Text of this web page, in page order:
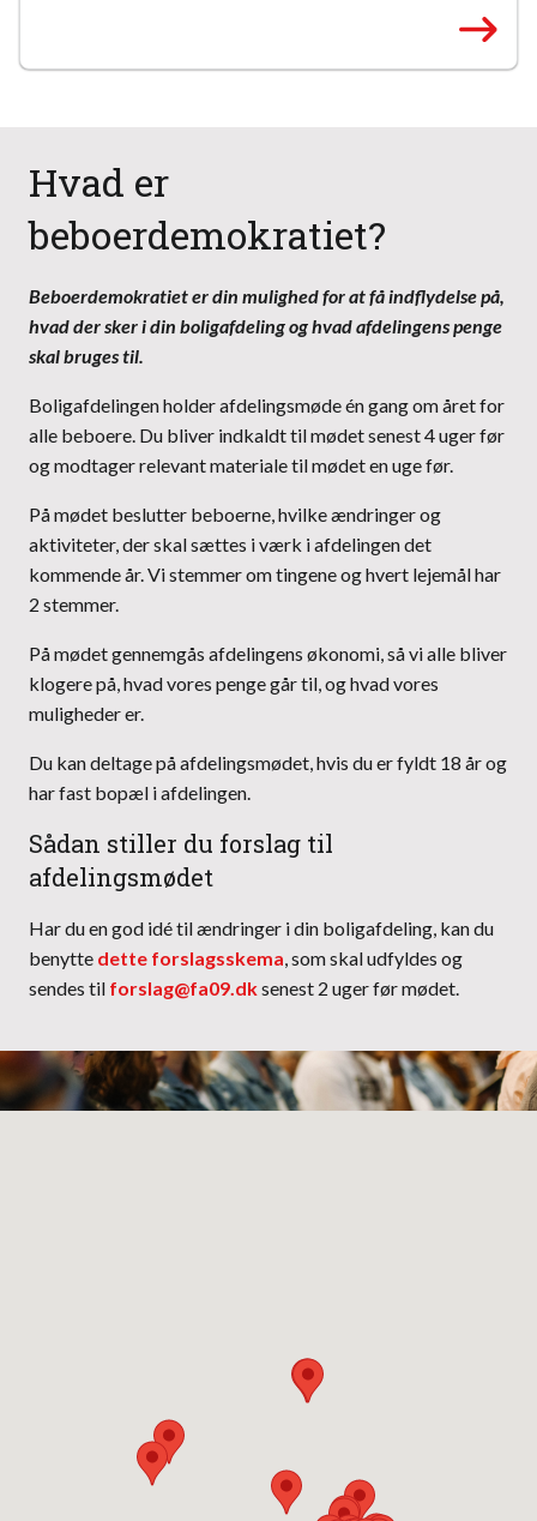
Hvad er
beboerdemokratiet?
Beboerdemokratiet er din mulighed for at få indflydelse på,
hvad der sker i din boligafdeling og hvad afdelingens penge
skal bruges til.
Boligafdelingen holder afdelingsmøde én gang om året for
alle beboere. Du bliver indkaldt til mødet senest 4 uger før
og modtager relevant materiale til mødet en uge før.
På mødet beslutter beboerne, hvilke ændringer og
aktiviteter, der skal sættes i værk i afdelingen det
kommende år. Vi stemmer om tingene og hvert lejemål har
2 stemmer.
På mødet gennemgås afdelingens økonomi, så vi alle bliver
klogere på, hvad vores penge går til, og hvad vores
muligheder er.
Du kan deltage på afdelingsmødet, hvis du er fyldt 18 år og
har fast bopæl i afdelingen.
Sådan stiller du forslag til
afdelingsmødet
Har du en god idé til ændringer i din boligafdeling, kan du
benytte dette forslagsskema, som skal udfyldes og
sendes til forslag@fa09.dksenest 2 uger før mødet.